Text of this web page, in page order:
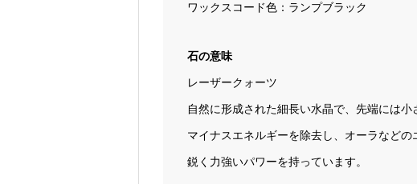
ワックスコード色：ランプブラック
石の意味
レーザークォーツ
自然に形成された細長い水晶で、先端には小
マイナスエネルギーを除去し、オーラなどの
鋭く力強いパワーを持っています。